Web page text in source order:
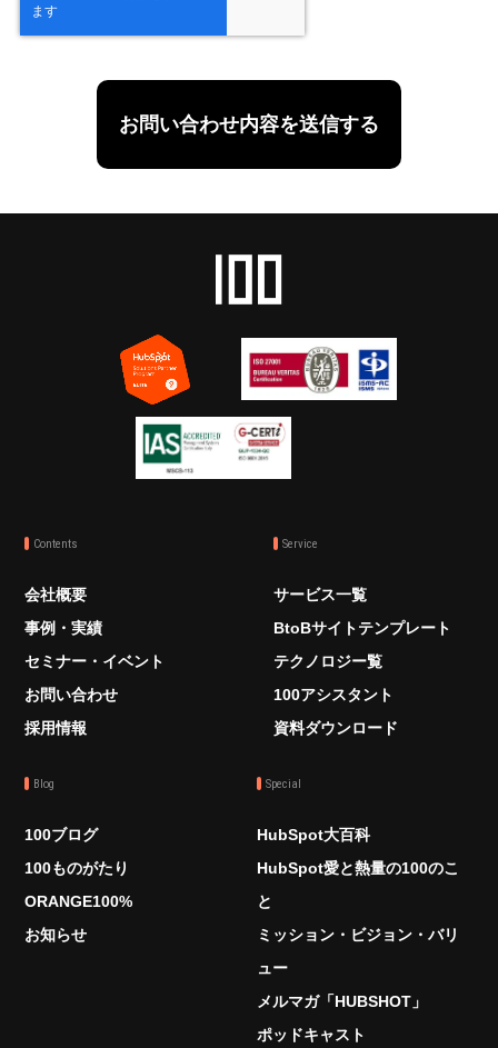
Contents
会社概要
事例・実績
セミナー・イベント
お問い合わせ
採用情報
Service
サービス一覧
BtoBサイトテンプレート
テクノロジー覧
100アシスタント
資料ダウンロード
Blog
100ブログ
100ものがたり
ORANGE100%
お知らせ
Special
HubSpot大百科
HubSpot愛と熱量の100のこ
と
ミッション・ビジョン・バリ
ュー
メルマガ「HUBSHOT」
ポッドキャスト